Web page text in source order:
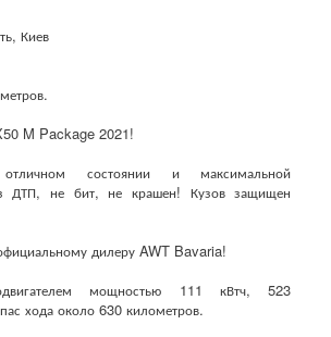
Киев
M Package 2021!
состоянии и максимальной
ДТП, не бит, не крашен! Кузов защищен
дилеру AWT Bavaria!
мощностью 111 кВтч, 523
хода около 630 километров.